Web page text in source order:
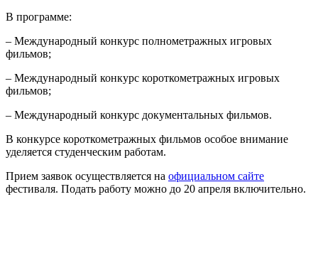
В программе:
– Международный конкурс полнометражных игровых
фильмов;
– Международный конкурс короткометражных игровых
фильмов;
– Международный конкурс документальных фильмов.
В конкурсе короткометражных фильмов особое внимание
уделяется студенческим работам.
Прием заявок осуществляется на официальном сайте
фестиваля. Подать работу можно до 20 апреля включительно.